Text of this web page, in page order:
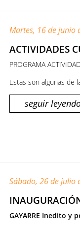
Martes, 16 de junio
ACTIVIDADES
PROGRAMA
Estas son algunas de
seguir
Sábado, 26 de julio
GAYARRE Inedito y